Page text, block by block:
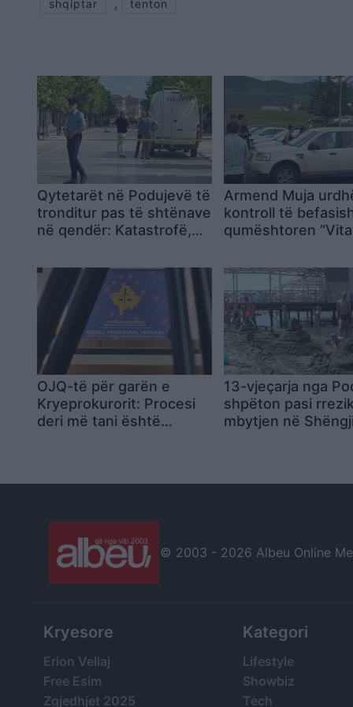
shqiptar , tenton
Qytetarët në Podujevë të
tronditur pas të shtënave
në qendër: Katastrofë,
Armend Muja
kontroll të
qumështoren
OJQ-të për garën e
Kryeprokurorit: Procesi
deri më tani është
13-vjeçarja nga
shpëton pasi
mbytjen në
© 2003 - 2026 Albeu Online
Kryesore
Erion Veliaj
Free Esim
Zgjedhjet 2025
Kategori
Lifestyle
Showbiz
Tech